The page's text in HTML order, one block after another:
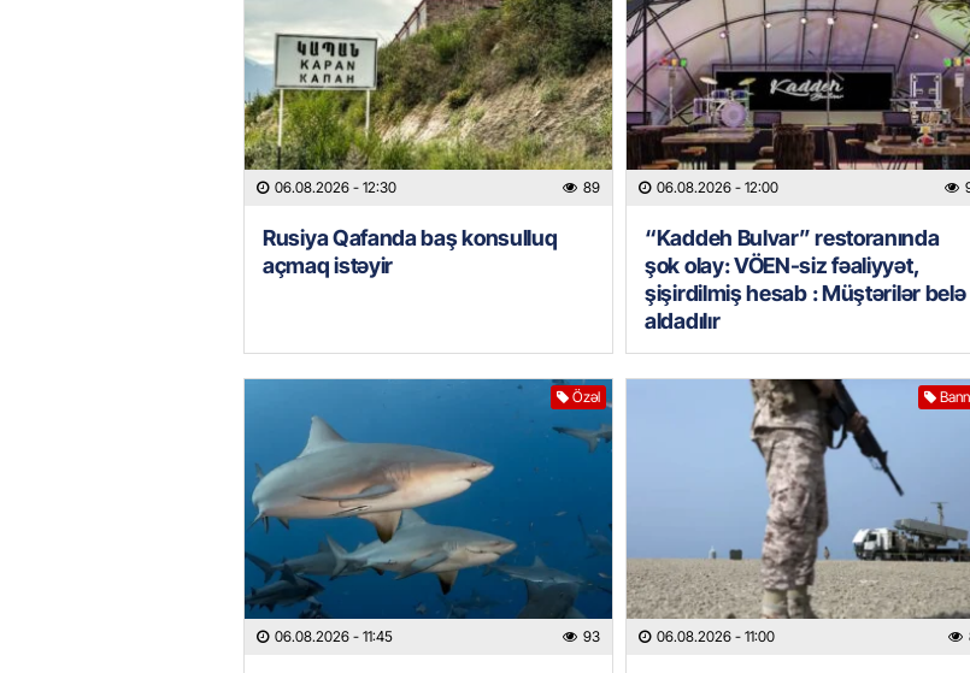
06.08.2026 - 12:30 89
Rusiya Qafanda baş konsulluq
açmaq istəyir
06.08.2026 - 12:00
“Kaddeh Bulvar” restoranında
şok olay: VÖEN-siz fəaliyyət,
şişirdilmiş hesab : Müştərilər belə
aldadılır
Özəl
06.08.2026 - 11:45 93 06.08.2026 - 11:00